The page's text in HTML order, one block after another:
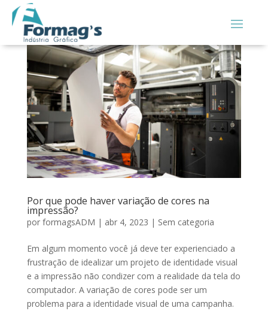
Por que pode haver variação de cores na
impressão?
por formagsADM | abr 4, 2023 | Sem categoria
Em algum momento você já deve ter experienciado a
frustração de idealizar um projeto de identidade visual
e a impressão não condizer com a realidade da tela do
computador. A variação de cores pode ser um
problema para a identidade visual de uma campanha.